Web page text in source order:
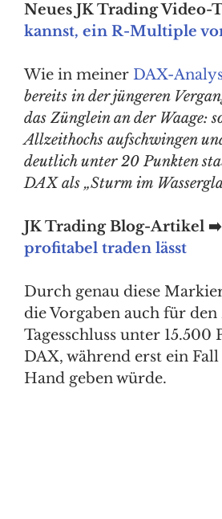
Neues JK Trading
kannst, ein R-Multiple
Wie in meiner DAX-
bereits in der jüngeren
das Zünglein an der Waage:
Allzeithochs aufschwingen
deutlich unter 20 Punkten
DAX als „Sturm im
JK Trading Blog-Artikel
profitabel traden lässt
Durch genau diese
die Vorgaben auch für
Tagesschluss unter
DAX, während erst ein
Hand geben würde.